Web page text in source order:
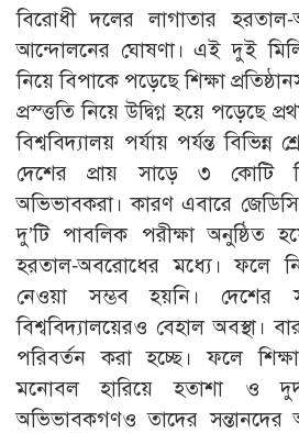
বিরোধী দলের লাগাতার
আন্দোলনের ঘোষণা। এই দুই
নিয়ে বিপাকে পড়েছে শিক্ষা
প্রস্ত্ততি নিয়ে উদ্বিগ্ন হয়ে পড়েছে
বিশ্ববিদ্যালয় পর্যায় পর্যন্ত
দেশের প্রায় সাড়ে ৩ কোটি
অভিভাবকরা। কারণ এবারে
দু’টি পাবলিক পরীক্ষা
হরতাল-অবরোধের মধ্যে। ফলে
নেওয়া সম্ভব হয়নি। দেশের
বিশ্ববিদ্যালয়েরও বেহাল অবস্থা।
পরিবর্তন করা হচ্ছে। ফলে
মনোবল হারিয়ে হতাশা ও
অভিভাবকগণও তাদের সন্তানদের